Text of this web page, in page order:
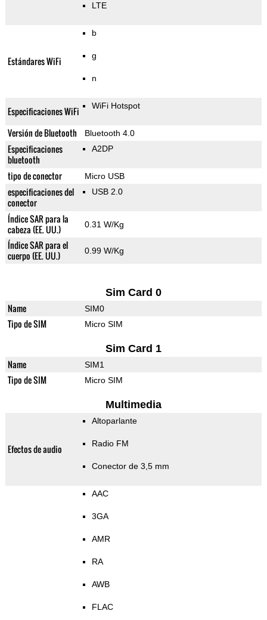
LTE
Estándares WiFi
b
g
n
Especificaciones WiFi WiFi Hotspot
Versión de Bluetooth Bluetooth 4.0
Especificaciones
bluetooth
A2DP
tipo de conector Micro USB
especificaciones del
conector
USB 2.0
Índice SAR para la
cabeza (EE. UU.)
0.31 W/Kg
Índice SAR para el
cuerpo (EE. UU.)
0.99 W/Kg
Sim Card 0
Name SIM0
Tipo de SIM Micro SIM
Sim Card 1
Name SIM1
Tipo de SIM Micro SIM
Multimedia
Efectos de audio
Altoparlante
Radio FM
Conector de 3,5 mm
AAC
3GA
AMR
RA
AWB
FLAC